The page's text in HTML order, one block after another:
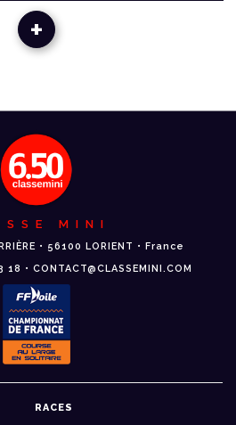
+
MINI
• 56100 LORIENT • France
• CONTACT@CLASSEMINI.COM
RACES